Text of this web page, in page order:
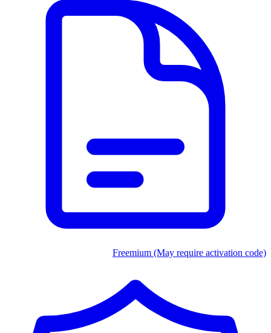
Freemium (May require activation code)